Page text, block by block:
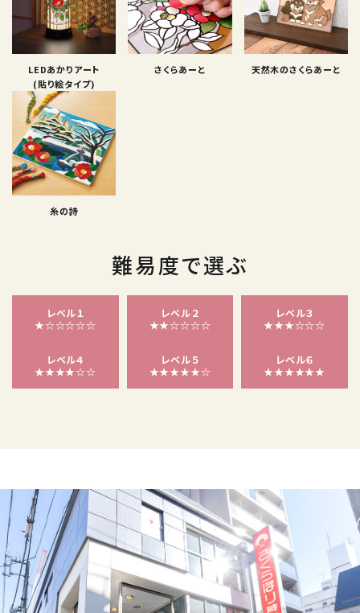
LEDあかりアート
(貼り絵タイプ)
さくらあーと 天然木のさくらあーと
糸の詩
難易度で選ぶ
レベル１
★☆☆☆☆☆
レベル２
★★☆☆☆☆
レベル３
★★★☆☆☆
レベル４
★★★★☆☆
レベル５
★★★★★☆
レベル６
★★★★★★